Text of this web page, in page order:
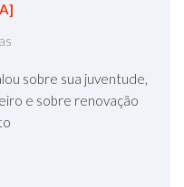
sobre sua juventude,
e sobre renovação